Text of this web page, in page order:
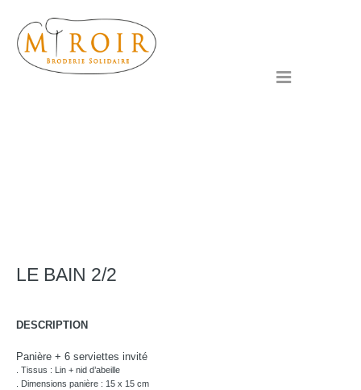
contenu
Menu
LE BAIN 2/2
DESCRIPTION
Panière + 6 serviettes invité
. Tissus : Lin + nid d’abeille
. Dimensions panière : 15 x 15 cm